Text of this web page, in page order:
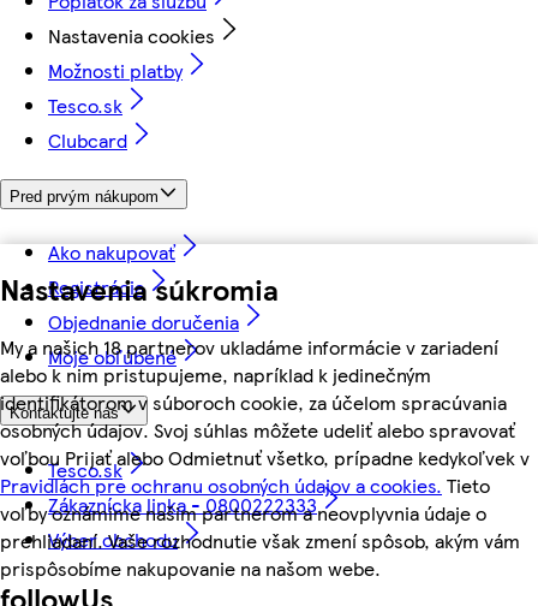
Nastavenia súkromia
My a našich 18 partnerov ukladáme informácie v zariadení
alebo k nim pristupujeme, napríklad k jedinečným
identifikátorom v súboroch cookie, za účelom spracúvania
osobných údajov. Svoj súhlas môžete udeliť alebo spravovať
voľbou Prijať alebo Odmietnuť všetko, prípadne kedykoľvek v
Pravidlách pre ochranu osobných údajov a cookies. Tieto
voľby oznámime našim partnerom a neovplyvnia údaje o
prehliadaní. Vaše rozhodnutie však zmení spôsob, akým vám
prispôsobíme nakupovanie na našom webe.
Nastavenia cookies
Možnosti platby
Tesco.sk
Clubcard
Pred prvým nákupom
Ako nakupovať
Registrácia
Objednanie doručenia
Moje obľúbené
Kontaktujte nás
Tesco.sk
Zákaznícka linka - 0800222333
Výber obchodu
followUs